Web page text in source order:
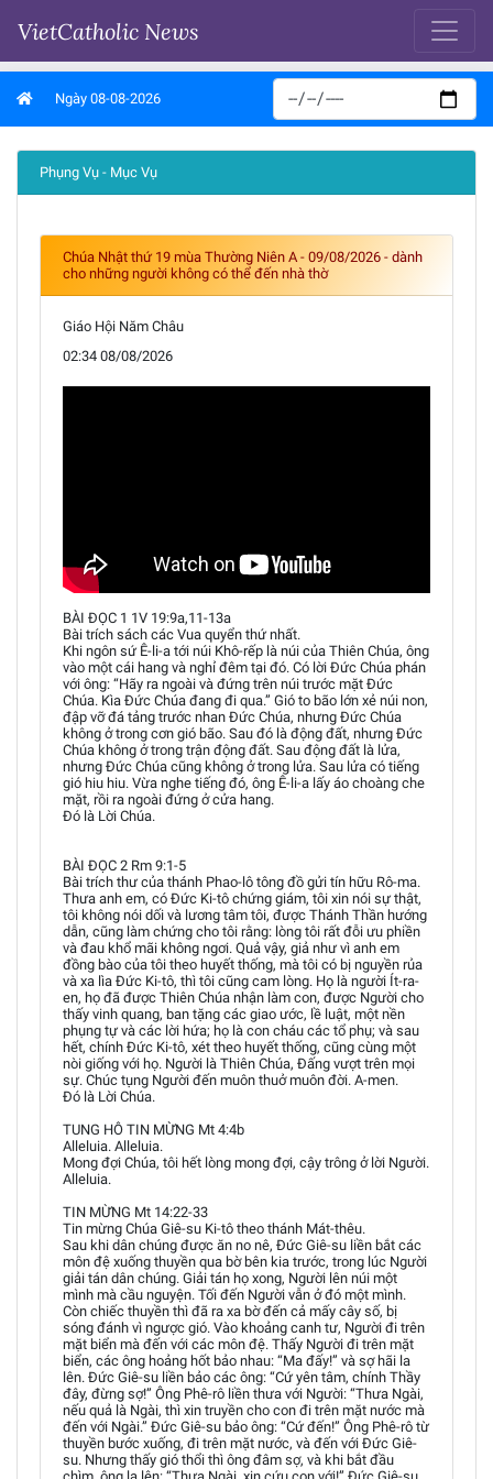
VietCatholic News
Ngày 08-08-2026
Phụng Vụ - Mục Vụ
Chúa Nhật thứ 19 mùa Thường Niên A - 09/08/2026 - dành
cho những người không có thể đến nhà thờ
Giáo Hội Năm Châu
02:34 08/08/2026
BÀI ĐỌC 1 1V 19:9a,11-13a
Bài trích sách các Vua quyển thứ nhất.
Khi ngôn sứ Ê-li-a tới núi Khô-rếp là núi của Thiên Chúa, ông
vào một cái hang và nghỉ đêm tại đó. Có lời Đức Chúa phán
với ông: “Hãy ra ngoài và đứng trên núi trước mặt Đức
Chúa. Kìa Đức Chúa đang đi qua.” Gió to bão lớn xẻ núi non,
đập vỡ đá tảng trước nhan Đức Chúa, nhưng Đức Chúa
không ở trong cơn gió bão. Sau đó là động đất, nhưng Đức
Chúa không ở trong trận động đất. Sau động đất là lửa,
nhưng Đức Chúa cũng không ở trong lửa. Sau lửa có tiếng
gió hiu hiu. Vừa nghe tiếng đó, ông Ê-li-a lấy áo choàng che
mặt, rồi ra ngoài đứng ở cửa hang.
Đó là Lời Chúa.
BÀI ĐỌC 2 Rm 9:1-5
Bài trích thư của thánh Phao-lô tông đồ gửi tín hữu Rô-ma.
Thưa anh em, có Đức Ki-tô chứng giám, tôi xin nói sự thật,
tôi không nói dối và lương tâm tôi, được Thánh Thần hướng
dẫn, cũng làm chứng cho tôi rằng: lòng tôi rất đỗi ưu phiền
và đau khổ mãi không ngơi. Quả vậy, giả như vì anh em
đồng bào của tôi theo huyết thống, mà tôi có bị nguyền rủa
và xa lìa Đức Ki-tô, thì tôi cũng cam lòng. Họ là người Ít-ra-
en, họ đã được Thiên Chúa nhận làm con, được Người cho
thấy vinh quang, ban tặng các giao ước, lề luật, một nền
phụng tự và các lời hứa; họ là con cháu các tổ phụ; và sau
hết, chính Đức Ki-tô, xét theo huyết thống, cũng cùng một
nòi giống với họ. Người là Thiên Chúa, Đấng vượt trên mọi
sự. Chúc tụng Người đến muôn thuở muôn đời. A-men.
Đó là Lời Chúa.
TUNG HÔ TIN MỪNG Mt 4:4b
Alleluia. Alleluia.
Mong đợi Chúa, tôi hết lòng mong đợi, cậy trông ở lời Người.
Alleluia.
TIN MỪNG Mt 14:22-33
Tin mừng Chúa Giê-su Ki-tô theo thánh Mát-thêu.
Sau khi dân chúng được ăn no nê, Đức Giê-su liền bắt các
môn đệ xuống thuyền qua bờ bên kia trước, trong lúc Người
giải tán dân chúng. Giải tán họ xong, Người lên núi một
mình mà cầu nguyện. Tối đến Người vẫn ở đó một mình.
Còn chiếc thuyền thì đã ra xa bờ đến cả mấy cây số, bị
sóng đánh vì ngược gió. Vào khoảng canh tư, Người đi trên
mặt biển mà đến với các môn đệ. Thấy Người đi trên mặt
biển, các ông hoảng hốt bảo nhau: “Ma đấy!” và sợ hãi la
lên. Đức Giê-su liền bảo các ông: “Cứ yên tâm, chính Thầy
đây, đừng sợ!” Ông Phê-rô liền thưa với Người: “Thưa Ngài,
nếu quả là Ngài, thì xin truyền cho con đi trên mặt nước mà
đến với Ngài.” Đức Giê-su bảo ông: “Cứ đến!” Ông Phê-rô từ
thuyền bước xuống, đi trên mặt nước, và đến với Đức Giê-
su. Nhưng thấy gió thổi thì ông đâm sợ, và khi bắt đầu